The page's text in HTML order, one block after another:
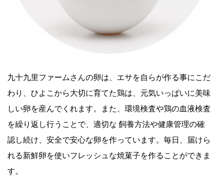
九十九里ファームさんの卵は、エサを自らが作る事にこだ
わり、ひよこから大切に育てた鶏は、元気いっぱいに美味
しい卵を産んでくれます。また、環境検査や鶏の血液検査
を繰り返し行うことで、適切な 飼養方法や健康管理の確
認し続け、安全で安心な卵を作っています。毎日、届けら
れる新鮮卵を使いフレッシュな焼菓子を作ることができま
す。